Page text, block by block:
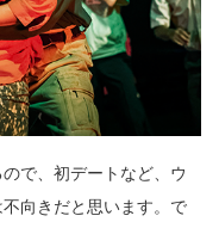
で、初デートなど、ウ
向きだと思います。で